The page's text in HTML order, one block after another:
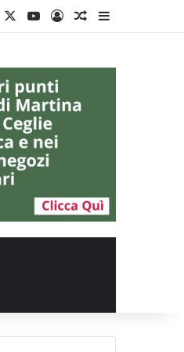
FacebookYou TubeAccediUn articolo a